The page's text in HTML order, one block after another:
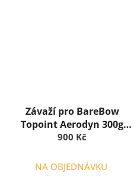
Závaží pro BareBow
Topoint Aerodyn 300g
Aluminium
900 Kč
NA OBJEDNÁVKU